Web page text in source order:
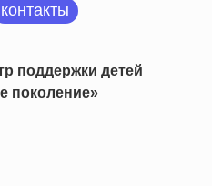
контакты
поддержки детей
поколение»